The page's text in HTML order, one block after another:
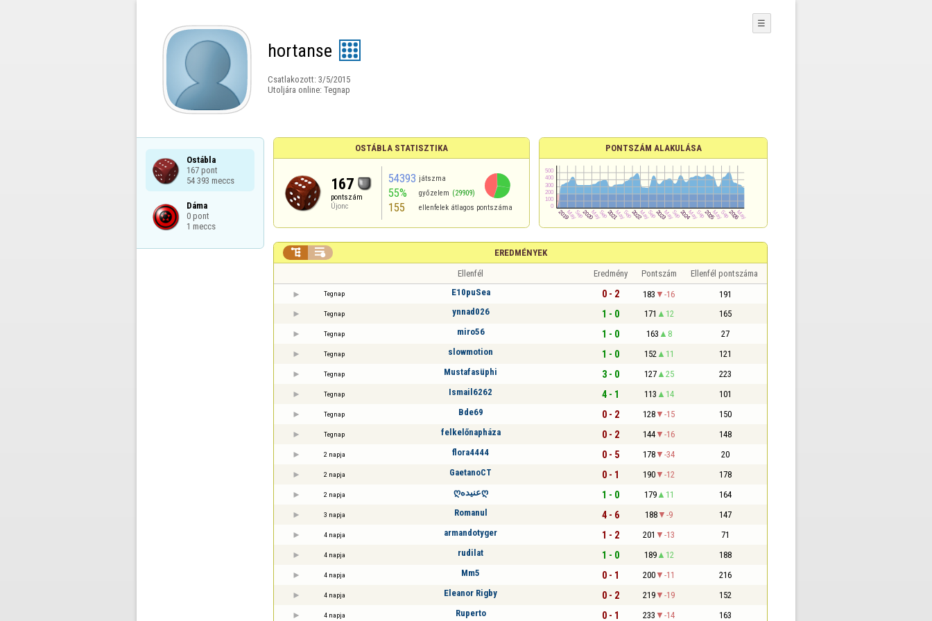
hortanse
Csatlakozott: 3/5/2015
Utoljára online: Tegnap
☰
Ostábla
167 pont
54 393 meccs
Dáma
0 pont
1 meccs
OSTÁBLA STATISZTIKA
167
pontszám
Újonc
54393 játszma
55% győzelem (29909)
155 ellenfelek átlagos pontszáma
PONTSZÁM ALAKULÁSA
EREDMÉNYEK
 
Ellenfél Eredmény Pontszám Ellenfél pontszáma
Tegnap E10puSea 0 - 2 183 -16 191
Tegnap ynnad026 1 - 0 171 12 165
Tegnap miro56 1 - 0 163 8 27
Tegnap slowmotion 1 - 0 152 11 121
Tegnap Mustafasüphi 3 - 0 127 25 223
Tegnap Ismail6262 4 - 1 113 14 101
Tegnap Bde69 0 - 2 128 -15 150
Tegnap felkelőnapháza 0 - 2 144 -16 148
2 napja flora4444 0 - 5 178 -34 20
2 napja GaetanoCT 0 - 1 190 -12 178
2 napja ღعنيدهღ 1 - 0 179 11 164
3 napja Romanul 4 - 6 188 -9 147
4 napja armandotyger 1 - 2 201 -13 71
4 napja rudilat 1 - 0 189 12 188
4 napja Mm5 0 - 1 200 -11 216
4 napja Eleanor Rigby 0 - 2 219 -19 152
4 napja Ruperto 0 - 1 233 -14 163